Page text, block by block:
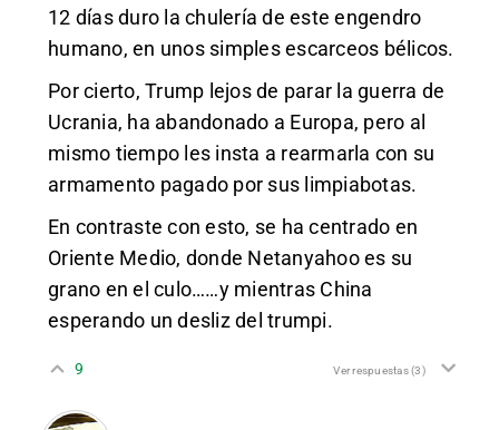
12 días duro la chulería de este engendro
humano, en unos simples escarceos bélicos.
Por cierto, Trump lejos de parar la guerra de
Ucrania, ha abandonado a Europa, pero al
mismo tiempo les insta a rearmarla con su
armamento pagado por sus limpiabotas.
En contraste con esto, se ha centrado en
Oriente Medio, donde Netanyahoo es su
grano en el culo……y mientras China
esperando un desliz del trumpi.
9 Ver respuestas(3)